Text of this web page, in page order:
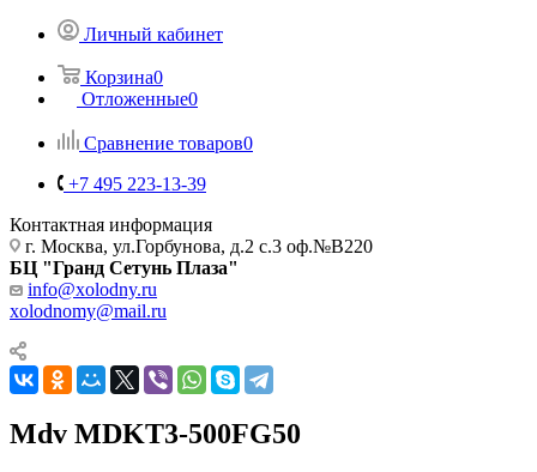
Личный кабинет
Корзина0
Отложенные0
Сравнение товаров0
+7 495 223-13-39
Контактная информация
г. Москва, ул.Горбунова, д.2 с.3 оф.№В220
БЦ "Гранд Сетунь Плаза"
info@xolodny.ru
xolodnomy@mail.ru
Mdv MDKT3-500FG50